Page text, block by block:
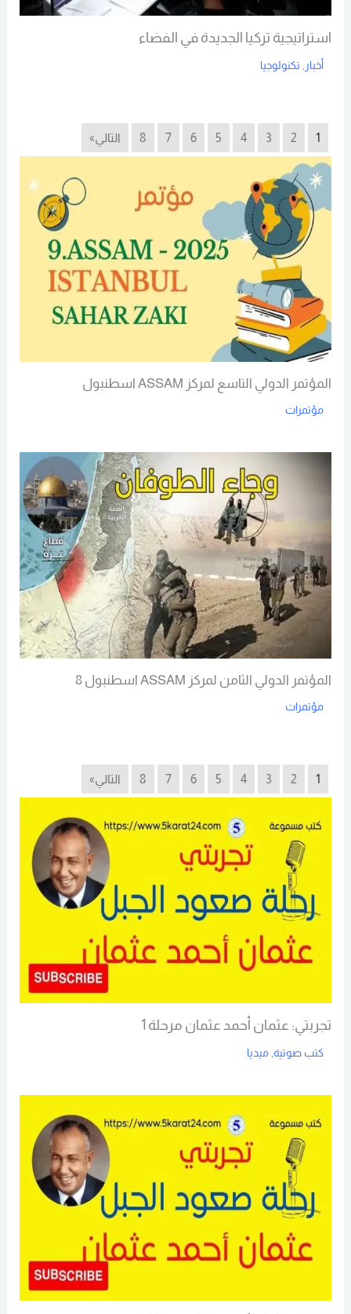
استراتيجية تركيا الجديدة في الفضاء
أخبار تكنولوجيا
1
2
3
4
5
6
7
8 التالي»
المؤتمر الدولي التاسع لمركز ASSAM اسطنبول
مؤتمرات
المؤتمر الدولي الثامن لمركز ASSAM اسطنبول 8
مؤتمرات
1
2
3
4
5
6
7
8 التالي»
تجربتي: عثمان أحمد عثمان مرحلة 1
كتب صوتية, ميديا